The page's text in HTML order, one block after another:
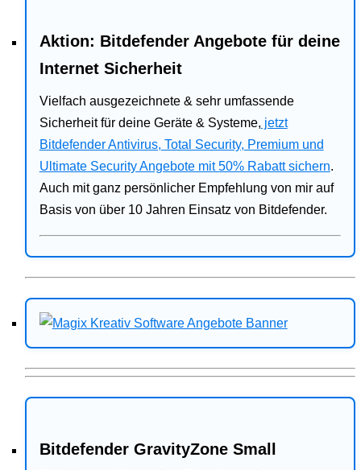
Aktion: Bitdefender Angebote für deine
Internet Sicherheit
Vielfach ausgezeichnete & sehr umfassende
Sicherheit für deine Geräte & Systeme, jetzt
Bitdefender Antivirus, Total Security, Premium und
Ultimate Security Angebote mit 50% Rabatt sichern.
Auch mit ganz persönlicher Empfehlung von mir auf
Basis von über 10 Jahren Einsatz von Bitdefender.
Bitdefender GravityZone Small